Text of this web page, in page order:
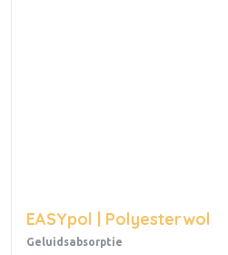
EASYpol | Polyesterwol
Geluidsabsorptie